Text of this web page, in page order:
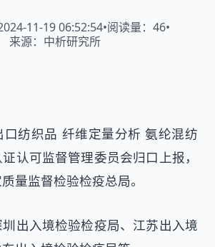
11-19 06:52:54•阅读量： 46•
来源：中析研究所
纺织品 纤维定量分析 氨纶混纺
认可监督管理委员会归口上报，
量监督检验检疫总局。
出入境检验检疫局、江苏出入境